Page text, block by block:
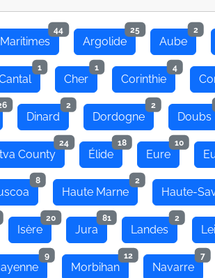
44
Argolide
25
Aube
2
1
Cher
1
Corinthie
4
Dinard
2
Dordogne
2
Doubs
County
24
Élide
18
Eure
10
8
Haute Marne
2
Haute-
Isère
20
Jura
81
Landes
2
9
Morbihan
12
Navarre
7